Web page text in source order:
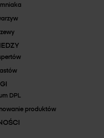
DPL
produktów